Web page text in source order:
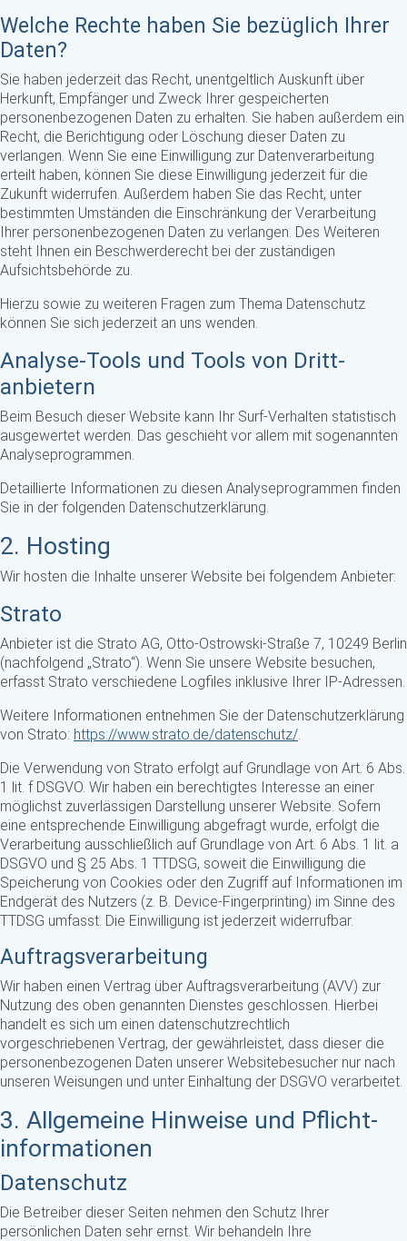
Welche Rechte haben Sie bezüglich Ihrer
Daten?
Sie haben jederzeit das Recht, unentgeltlich Auskunft über
Herkunft, Empfänger und Zweck Ihrer gespeicherten
personenbezogenen Daten zu erhalten. Sie haben außerdem ein
Recht, die Berichtigung oder Löschung dieser Daten zu
verlangen. Wenn Sie eine Einwilligung zur Datenverarbeitung
erteilt haben, können Sie diese Einwilligung jederzeit für die
Zukunft widerrufen. Außerdem haben Sie das Recht, unter
bestimmten Umständen die Einschränkung der Verarbeitung
Ihrer personenbezogenen Daten zu verlangen. Des Weiteren
steht Ihnen ein Beschwerderecht bei der zuständigen
Aufsichtsbehörde zu.
Hierzu sowie zu weiteren Fragen zum Thema Datenschutz
können Sie sich jederzeit an uns wenden.
Analyse-Tools und Tools von Dritt­
anbietern
Beim Besuch dieser Website kann Ihr Surf-Verhalten statistisch
ausgewertet werden. Das geschieht vor allem mit sogenannten
Analyseprogrammen.
Detaillierte Informationen zu diesen Analyseprogrammen finden
Sie in der folgenden Datenschutzerklärung.
2. Hosting
Wir hosten die Inhalte unserer Website bei folgendem Anbieter:
Strato
Anbieter ist die Strato AG, Otto-Ostrowski-Straße 7, 10249 Berlin
(nachfolgend „Strato“). Wenn Sie unsere Website besuchen,
erfasst Strato verschiedene Logfiles inklusive Ihrer IP-Adressen.
Weitere Informationen entnehmen Sie der Datenschutzerklärung
von Strato: https://www.strato.de/datenschutz/.
Die Verwendung von Strato erfolgt auf Grundlage von Art. 6 Abs.
1 lit. f DSGVO. Wir haben ein berechtigtes Interesse an einer
möglichst zuverlässigen Darstellung unserer Website. Sofern
eine entsprechende Einwilligung abgefragt wurde, erfolgt die
Verarbeitung ausschließlich auf Grundlage von Art. 6 Abs. 1 lit. a
DSGVO und § 25 Abs. 1 TTDSG, soweit die Einwilligung die
Speicherung von Cookies oder den Zugriff auf Informationen im
Endgerät des Nutzers (z. B. Device-Fingerprinting) im Sinne des
TTDSG umfasst. Die Einwilligung ist jederzeit widerrufbar.
Auftragsverarbeitung
Wir haben einen Vertrag über Auftragsverarbeitung (AVV) zur
Nutzung des oben genannten Dienstes geschlossen. Hierbei
handelt es sich um einen datenschutzrechtlich
vorgeschriebenen Vertrag, der gewährleistet, dass dieser die
personenbezogenen Daten unserer Websitebesucher nur nach
unseren Weisungen und unter Einhaltung der DSGVO verarbeitet.
3. Allgemeine Hinweise und Pflicht­
informationen
Datenschutz
Die Betreiber dieser Seiten nehmen den Schutz Ihrer
persönlichen Daten sehr ernst. Wir behandeln Ihre